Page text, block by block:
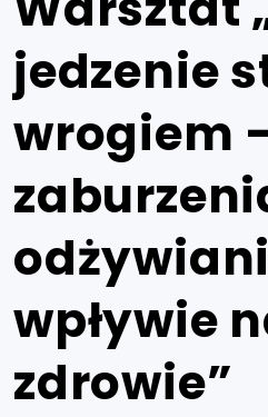
jedzenie
wrogiem
wpływie
zdrowie”